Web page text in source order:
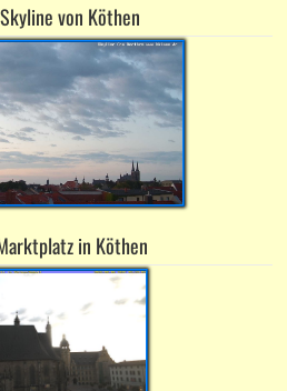
von Köthen
in Köthen